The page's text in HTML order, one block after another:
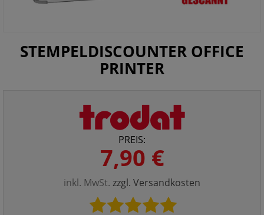
STEMPELDISCOUNTER OFFICE
PRINTER
PREIS:
7,90 €
inkl. MwSt. zzgl. Versandkosten